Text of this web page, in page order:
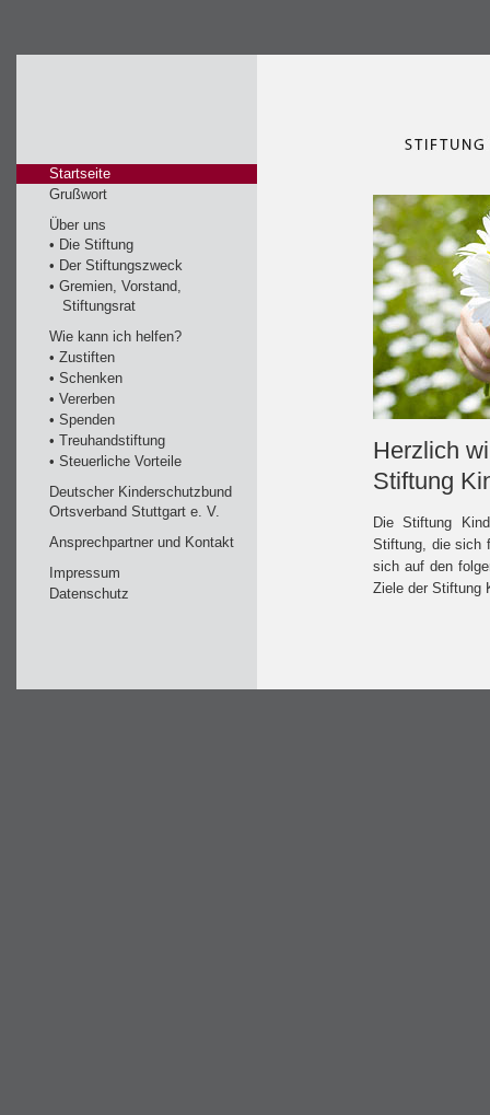
Startseite
Grußwort
Über uns
• Die Stiftung
• Der Stiftungszweck
• Gremien, Vorstand,
Stiftungsrat
Wie kann ich helfen?
• Zustiften
• Schenken
• Vererben
• Spenden
• Treuhandstiftung
• Steuerliche Vorteile
Deutscher Kinderschutzbund
Ortsverband Stuttgart e. V.
Ansprechpartner und Kontakt
Impressum
Datenschutz
Herzlich
Stiftung
Die Stiftung
Stiftung, die sich
sich auf den
Ziele der Stiftung